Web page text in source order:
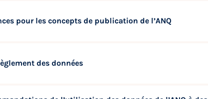
pour les concepts de publication de l’ANQ
des données